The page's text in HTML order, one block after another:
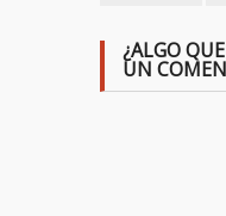
¿ALGO
UN